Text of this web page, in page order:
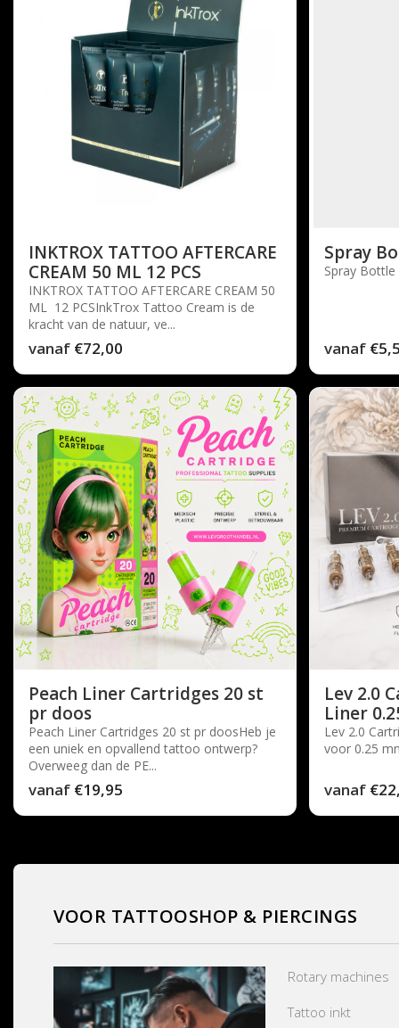
INKTROX TATTOO AFTERCARE
CREAM 50 ML 12 PCS
INKTROX TATTOO AFTERCARE CREAM 50
ML 12 PCSInkTrox Tattoo Cream is de
kracht van de natuur, ve...
vanaf €72,00
Spray
Spray Bottle
vanaf
Peach Liner Cartridges 20 st
pr doos
Peach Liner Cartridges 20 st pr doosHeb je
een uniek en opvallend tattoo ontwerp?
Overweeg dan de PE...
vanaf €19,95
Lev 2.0
Liner
Lev 2.0
voor 0.25
vanaf
VOOR TATTOOSHOP & PIERCINGS
Rotary machines
Tattoo inkt